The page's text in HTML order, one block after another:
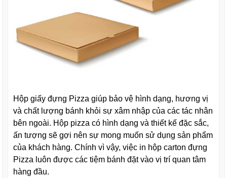
Hộp giấy đựng Pizza giúp bảo vệ hình dạng, hương vị
và chất lượng bánh khỏi sự xâm nhập của các tác nhân
bên ngoài. Hộp pizza có hình dạng và thiết kế đặc sắc,
ấn tượng sẽ gợi nên sự mong muốn sử dụng sản phẩm
của khách hàng. Chính vì vậy, việc in hộp carton đựng
Pizza luôn được các tiệm bánh đặt vào vị trí quan tâm
hàng đầu.